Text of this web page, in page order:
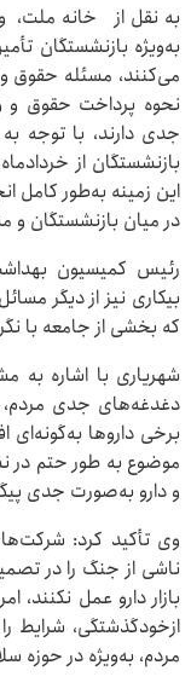
به نقل از خانه ملت،
به‌ویژه بازنشستگان
می‌کنند، مسئله حقوق و
نحوه پرداخت حقوق
جدی دارند، با توجه
بازنشستگان از
این زمینه به‌طور کامل
در میان بازنشستگان
رئیس کمیسیون
بیکاری نیز از دیگر
که بخشی از جامعه با
شهریاری با اشاره به
دغدغه‌های جدی مردم،
برخی داروها
موضوع به طور حتم در
و دارو به‌صورت جدی
وی تأکید کرد:
ناشی از جنگ را در
بازار دارو عمل نکنند،
ازخودگذشتگی، شرایط
مردم، به‌ویژه در حوزه